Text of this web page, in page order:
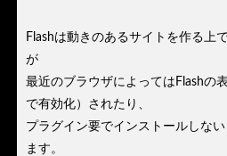
Flashは動きのあるサイトを作る上
が
最近のブラウザによってはFlashの
で有効化）されたり、
プラグイン要でインストールしな
ます。